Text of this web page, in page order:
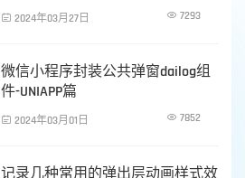
 2024年03月27日  7293
微信小程序封装公共弹窗dailog组
件-UNIAPP篇
 2024年03月01日  7852
记录几种常用的弹出层动画样式效